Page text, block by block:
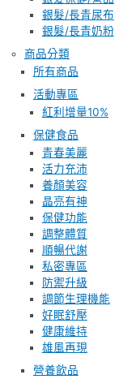
銀髮/長青尿布
銀髮/長青奶粉
商品分類
所有商品
活動專區
紅利增量10%
保健食品
青春美麗
活力充沛
養顏美容
晶亮有神
保健功能
調整體質
順暢代謝
私密專區
防禦升級
調節生理機能
好眠舒壓
健康維持
雄風再現
營養飲品